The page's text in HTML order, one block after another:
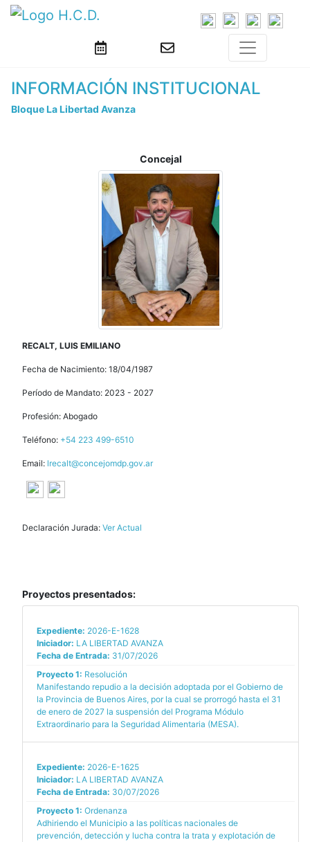
INFORMACIÓN INSTITUCIONAL
Bloque La Libertad Avanza
Concejal
RECALT, LUIS EMILIANO
Fecha de Nacimiento: 18/04/1987
Período de Mandato: 2023 - 2027
Profesión: Abogado
Teléfono: +54 223 499-6510
Email: lrecalt@concejomdp.gov.ar
Declaración Jurada: Ver Actual
Proyectos presentados:
Expediente: 2026-E-1628
Iniciador: LA LIBERTAD AVANZA
Fecha de Entrada: 31/07/2026
Proyecto 1: Resolución
Manifestando repudio a la decisión adoptada por el Gobierno de
la Provincia de Buenos Aires, por la cual se prorrogó hasta el 31
de enero de 2027 la suspensión del Programa Módulo
Extraordinario para la Seguridad Alimentaria (MESA).
Expediente: 2026-E-1625
Iniciador: LA LIBERTAD AVANZA
Fecha de Entrada: 30/07/2026
Proyecto 1: Ordenanza
Adhiriendo el Municipio a las políticas nacionales de
prevención, detección y lucha contra la trata y explotación de